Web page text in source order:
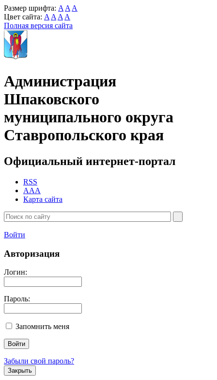
Размер шрифта: A A A
Цвет сайта: A A A A
Полная версия сайта
Администрация
Шпаковского
муниципального округа
Ставропольского края
Официальный интернет-портал
RSS
AAA
Карта сайта
Войти
Авторизация
Логин:
Пароль:
Запомнить меня
Забыли свой пароль?
Закрыть